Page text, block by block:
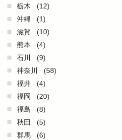
栃木
(12)
沖縄
(1)
滋賀
(10)
熊本
(4)
石川
(9)
神奈川
(58)
福井
(4)
福岡
(20)
福島
(8)
秋田
(5)
群馬
(6)